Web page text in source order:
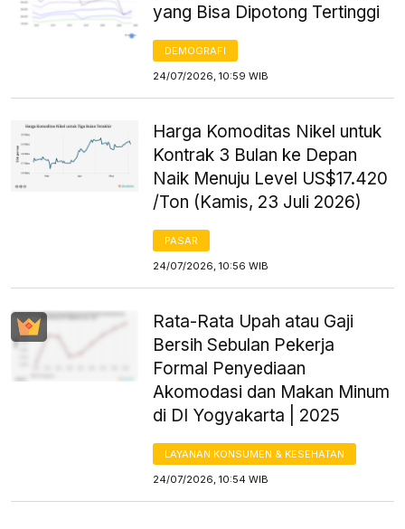
yang Bisa Dipotong Tertinggi
DEMOGRAFI
24/07/2026, 10:59 WIB
Harga Komoditas Nikel untuk
Kontrak 3 Bulan ke Depan
Naik Menuju Level US$17.420
/Ton (Kamis, 23 Juli 2026)
PASAR
24/07/2026, 10:56 WIB
Rata-Rata Upah atau Gaji
Bersih Sebulan Pekerja
Formal Penyediaan
Akomodasi dan Makan Minum
di DI Yogyakarta | 2025
LAYANAN KONSUMEN & KESEHATAN
24/07/2026, 10:54 WIB